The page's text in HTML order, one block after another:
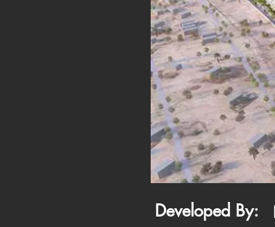
Developed By: